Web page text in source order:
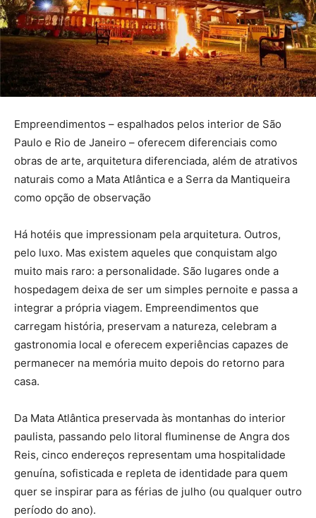
Empreendimentos – espalhados pelos interior de São
Paulo e Rio de Janeiro – oferecem diferenciais como
obras de arte, arquitetura diferenciada, além de atrativos
naturais como a Mata Atlântica e a Serra da Mantiqueira
como opção de observação
Há hotéis que impressionam pela arquitetura. Outros,
pelo luxo. Mas existem aqueles que conquistam algo
muito mais raro: a personalidade. São lugares onde a
hospedagem deixa de ser um simples pernoite e passa a
integrar a própria viagem. Empreendimentos que
carregam história, preservam a natureza, celebram a
gastronomia local e oferecem experiências capazes de
permanecer na memória muito depois do retorno para
casa.
Da Mata Atlântica preservada às montanhas do interior
paulista, passando pelo litoral fluminense de Angra dos
Reis, cinco endereços representam uma hospitalidade
genuína, sofisticada e repleta de identidade para quem
quer se inspirar para as férias de julho (ou qualquer outro
período do ano).